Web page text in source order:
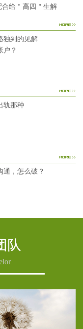
给＂高四＂生解
到的见解
户？
轨那种
通，怎么破？
队